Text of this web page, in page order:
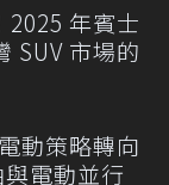
2025 年賓士
SUV 市場的
動策略轉向
電動並行